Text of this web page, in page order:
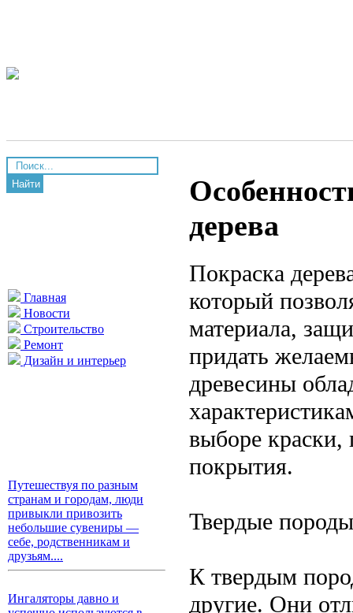
Найти
Главная
Новости
Строительство
Ремонт
Дизайн и интерьер
Путешествуя по разным
странам и городам, люди
привыкли привозить
небольшие сувениры —
себе, родственникам и
друзьям....
Ингаляторы давно и
дерева
Покраска
который
материала,
придать
древесины
выборе краски,
покрытия.
Твердые
К твердым
другие. Они